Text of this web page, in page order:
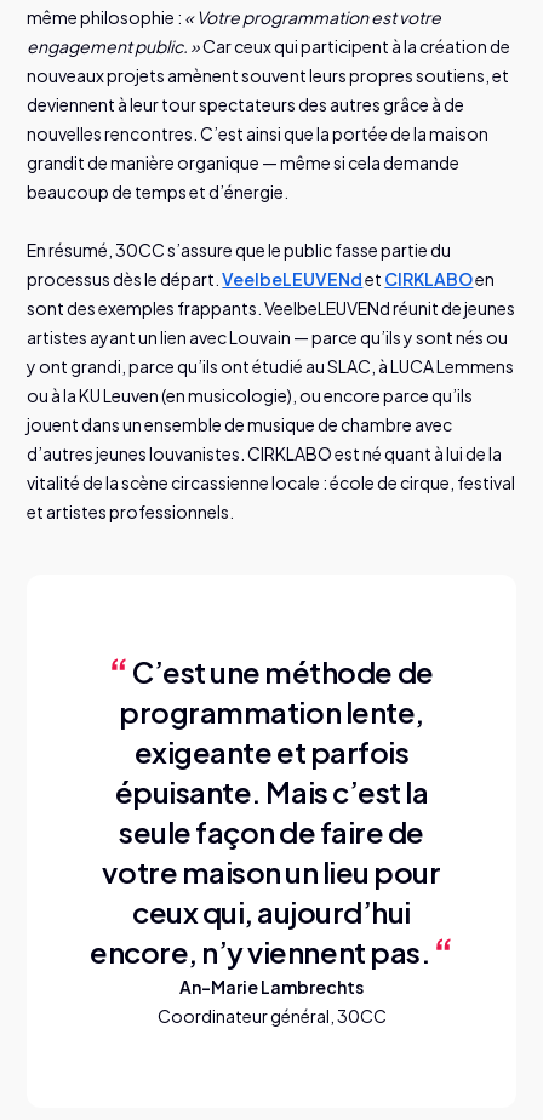
même philosophie : « Votre programmation est votre
engagement public. »Car ceux qui participent à la création de
nouveaux projets amènent souvent leurs propres soutiens, et
deviennent à leur tour spectateurs des autres grâce à de
nouvelles rencontres. C’est ainsi que la portée de la maison
grandit de manière organique — même si cela demande
beaucoup de temps et d’énergie.
En résumé, 30CC s’assure que le public fasse partie du
processus dès le départ.VeelbeLEUVENdet CIRKLABOen
sont des exemples frappants. VeelbeLEUVENd réunit de jeunes
artistes ayant un lien avec Louvain — parce qu’ils y sont nés ou
y ont grandi, parce qu’ils ont étudié au SLAC, à LUCA Lemmens
ou à la KU Leuven (en musicologie), ou encore parce qu’ils
jouent dans un ensemble de musique de chambre avec
d’autres jeunes louvanistes. CIRKLABO est né quant à lui de la
vitalité de la scène circassienne locale : école de cirque, festival
et artistes professionnels.
C’est une méthode de
programmation lente,
exigeante et parfois
épuisante. Mais c’est la
seule façon de faire de
votre maison un lieu pour
ceux qui, aujourd’hui
encore, n’y viennent pas.
An-Marie Lambrechts
Coordinateur général, 30CC